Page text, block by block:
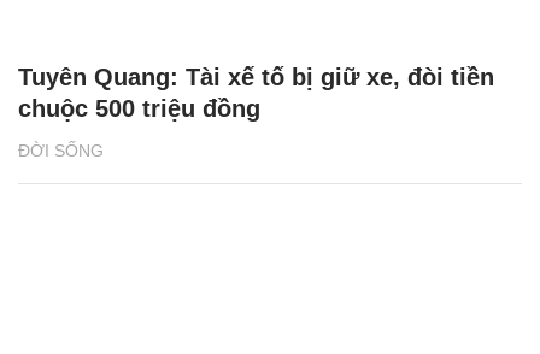
ĐỜI SỐNG
Tuyên Quang: Tài xế tố bị giữ xe, đòi tiền
chuộc 500 triệu đồng